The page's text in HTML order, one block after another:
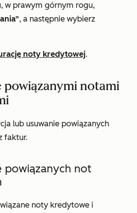
w prawym górnym rogu,
, a następnie wybierz
noty kredytowej.
powiązanymi notami
lub usuwanie powiązanych
faktur.
powiązanych not
noty kredytowe i